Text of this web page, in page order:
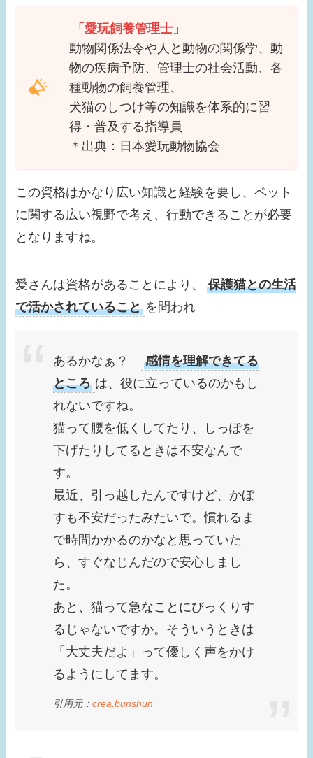
「愛玩飼養管理士」
動物関係法令や人と動物の関係学、動
物の疾病予防、管理士の社会活動、各
種動物の飼養管理、
犬猫のしつけ等の知識を体系的に習
得・普及する指導員
＊出典：日本愛玩動物協会
この資格はかなり広い知識と経験を要し、ペット
に関する広い視野で考え、行動できることが必要
となりますね。
愛さんは資格があることにより、
保護猫との生活
で活かされていること を問われ
あるかなぁ？
感情を理解できてる
ところ は、役に立っているのかもし
れないですね。
猫って腰を低くしてたり、しっぽを
下げたりしてるときは不安なんで
す。
最近、引っ越したんですけど、かぼ
すも不安だったみたいで。慣れるま
で時間かかるのかなと思っていた
ら、すぐなじんだので安心しまし
た。
あと、猫って急なことにびっくりす
るじゃないですか。そういうときは
「大丈夫だよ」って優しく声をかけ
るようにしてます。
引用元：crea.bunshun